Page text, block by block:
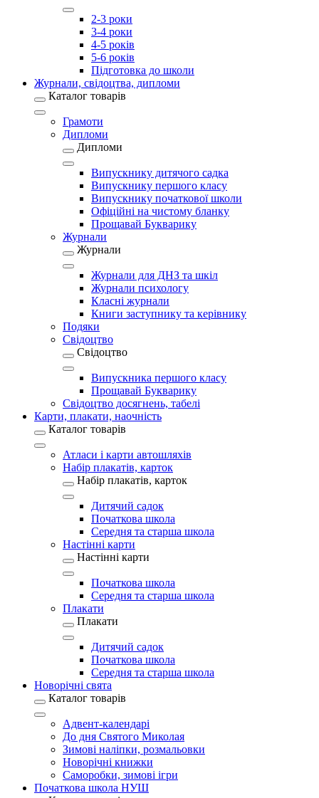
2-3 роки
3-4 роки
4-5 років
5-6 років
Підготовка до школи
Журнали, свідоцтва, дипломи
Каталог товарів
Грамоти
Дипломи
Дипломи
Випускнику дитячого садка
Випускнику першого класу
Випускнику початкової школи
Офіційні на чистому бланку
Прощавай Букварику
Журнали
Журнали
Журнали для ДНЗ та шкіл
Журнали психологу
Класні журнали
Книги заступнику та керівнику
Подяки
Свідоцтво
Свідоцтво
Випускника першого класу
Прощавай Букварику
Свідоцтво досягнень, табелі
Карти, плакати, наочність
Каталог товарів
Атласи і карти автошляхів
Набір плакатів, карток
Набір плакатів, карток
Дитячий садок
Початкова школа
Середня та старша школа
Настінні карти
Настінні карти
Початкова школа
Середня та старша школа
Плакати
Плакати
Дитячий садок
Початкова школа
Середня та старша школа
Новорічні свята
Каталог товарів
Адвент-календарі
До дня Святого Миколая
Зимові наліпки, розмальовки
Новорічні книжки
Саморобки, зимові ігри
Початкова школа НУШ